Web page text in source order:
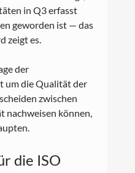
in Q3 erfasst
geworden ist — das
zeigt es.
der
um die Qualität der
zwischen
nachweisen können,
die ISO